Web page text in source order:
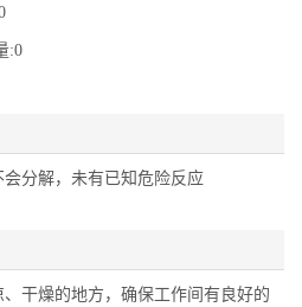
:0
分解，未有已知危险反应
干燥的地方，确保工作间有良好的